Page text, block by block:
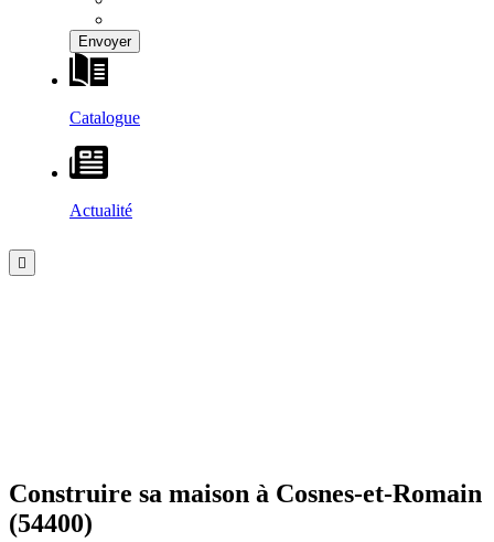
Catalogue
Actualité
Construire sa maison à Cosnes-et-Romain
(54400)